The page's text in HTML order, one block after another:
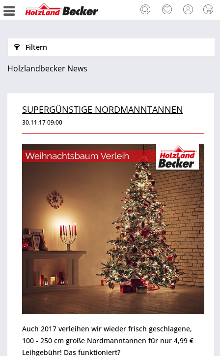
Filtern
Holzlandbecker News
SUPERGÜNSTIGE NORDMANNTANNEN
30.11.17 09:00
Auch 2017 verleihen wir wieder frisch geschlagene,
100 - 250 cm große Nordmanntannen für nur 4,99 €
Leihgebühr! Das funktioniert?